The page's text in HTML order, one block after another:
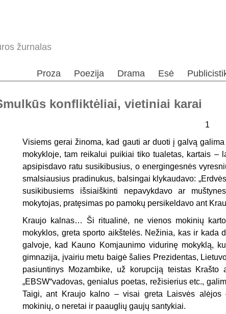
žurnalas
Proza Poezija Drama Esė
konfliktėliai, vietiniai karai
1
Visiems gerai žinoma, kad gauti ar duoti į galvą
mokykloje, tam reikalui puikiai tiko tualetas, kartais –
apsipisdavo ratu susikibusius, o energingesnės
smalsiausius pradinukus, balsingai klykaudavo:
susikibusiems išsiaiškinti nepavykdavo ar
mokytojas, pratęsimas po pamokų persikeldavo ant
Kraujo kalnas… Ši ritualinė, ne vienos mokinių
mokyklos, greta sporto aikštelės. Nežinia, kas ir kada
galvoje, kad Kauno Komjaunimo vidurinę mokyklą,
gimnazija, įvairiu metu baigė šalies Prezidentas,
pasiuntinys Mozambike, už korupciją teistas Krašto
„EBSW“vadovas, genialus poetas, režisierius etc.,
Taigi, ant Kraujo kalno – visai greta Laisvės alėjos
mokinių, o neretai ir paauglių gaujų santykiai.